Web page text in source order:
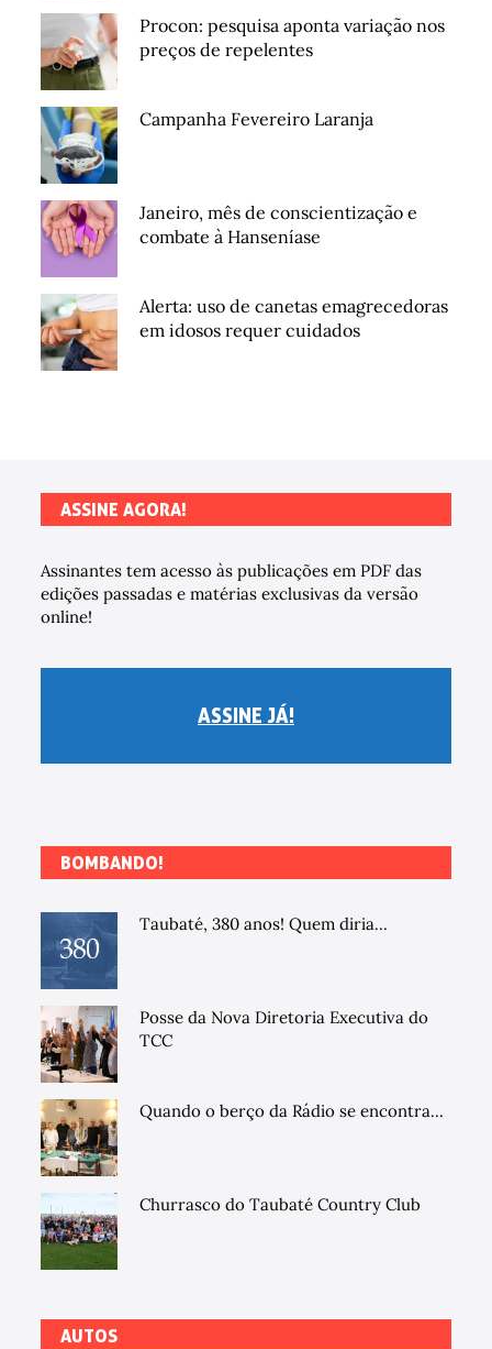
Procon: pesquisa aponta variação nos
preços de repelentes
Campanha Fevereiro Laranja
Janeiro, mês de conscientização e
combate à Hanseníase
Alerta: uso de canetas emagrecedoras
em idosos requer cuidados
ASSINE AGORA!
Assinantes tem acesso às publicações em PDF das
edições passadas e matérias exclusivas da versão
online!
ASSINE JÁ!
BOMBANDO!
Taubaté, 380 anos! Quem diria...
Posse da Nova Diretoria Executiva do
TCC
Quando o berço da Rádio se encontra...
Churrasco do Taubaté Country Club
AUTOS